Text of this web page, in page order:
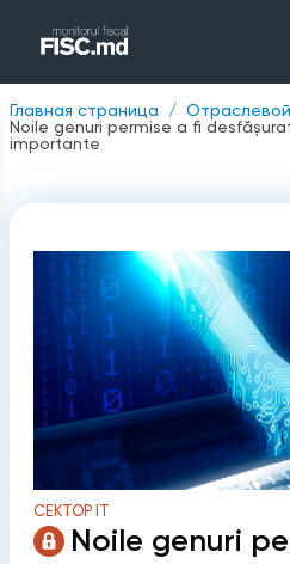
Главная страница
Noile genuri permise a fi
importante
СЕКТОР IT
Noile genuri